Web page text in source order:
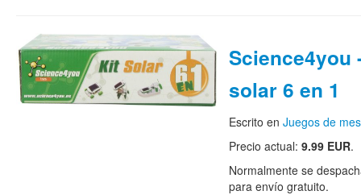
Science4you
solar 6 en 1
Escrito en Juegos de
Precio actual: 9.99 EUR.
Normalmente se
para envío gratuito.